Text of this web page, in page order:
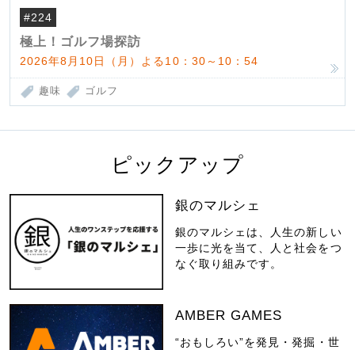
#224
極上！ゴルフ場探訪
2026年8月10日（月）よる10：30～10：54
趣味 ゴルフ
ピックアップ
銀のマルシェ
銀のマルシェは、人生の新しい
一歩に光を当て、人と社会をつ
なぐ取り組みです。
AMBER GAMES
“おもしろい”を発見・発掘・世